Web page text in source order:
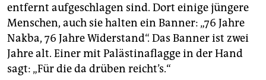
entfernt aufgeschlagen sind. Dort einige jüngere
Menschen, auch sie halten ein Banner: „76 Jahre
Nakba, 76 Jahre Widerstand“. Das Banner ist zwei
Jahre alt. Einer mit Palästinaflagge in der Hand
sagt: „Für die da drüben reicht’s.“